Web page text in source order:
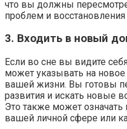
что вы должны
проблем и
3. Входить в новый
Если во сне вы видите
может указывать на
вашей жизни. Вы готовы
развития и искать новые
Это также может
вашей личной сфере или